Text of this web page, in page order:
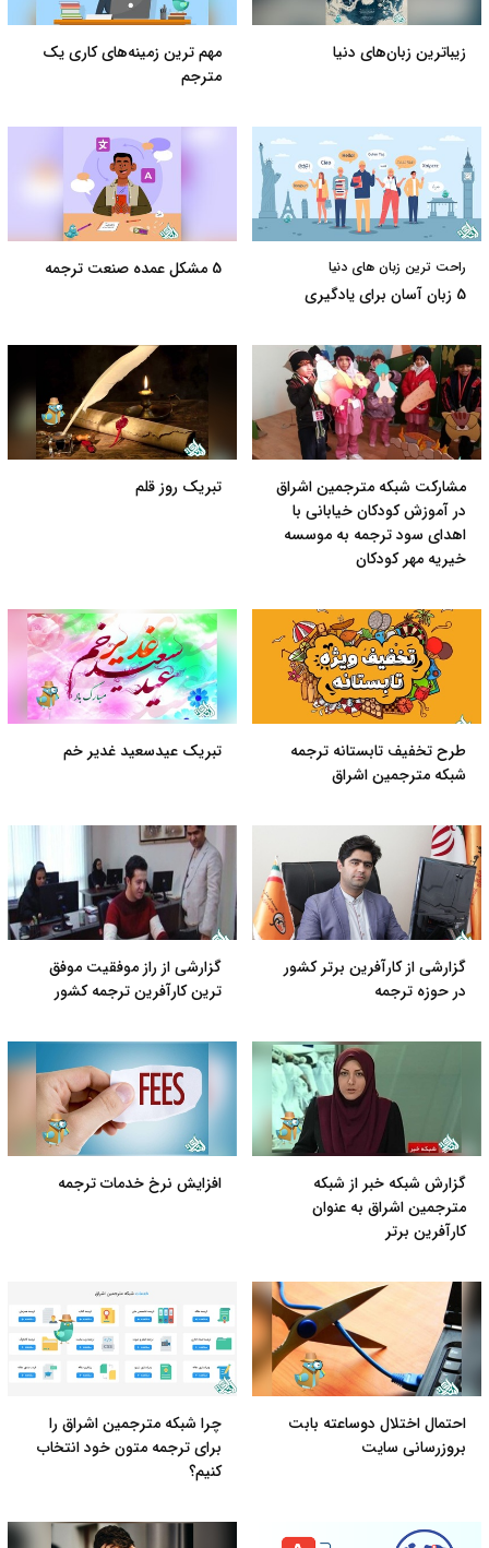
زیباترین زبان‌های دنیا
مهم ترین زمینه‌های کاری یک
مترجم
راحت ترین زبان های دنیا
5 زبان آسان برای یادگیری
5 مشکل عمده صنعت ترجمه
مشارکت شبکه مترجمین اشراق
در آموزش کودکان خیابانی با
اهدای سود ترجمه به موسسه
خیریه مهر کودکان
تبریک روز قلم
طرح تخفیف تابستانه ترجمه
شبکه مترجمین اشراق
تبریک عیدسعید غدیر خم
گزارشی از کارآفرین برتر کشور
در حوزه ترجمه
گزارشی از راز موفقیت موفق
ترین کارآفرین ترجمه کشور
گزارش شبکه خبر از شبکه
مترجمین اشراق به عنوان
کارآفرین برتر
افزایش نرخ خدمات ترجمه
احتمال اختلال دوساعته بابت
بروزرسانی سایت
چرا شبکه مترجمین اشراق را
برای ترجمه متون خود انتخاب
کنیم؟